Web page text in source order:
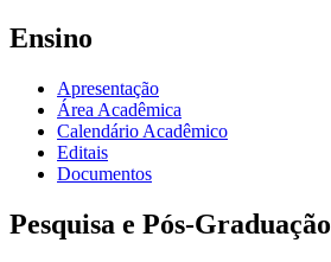
Ensino
Apresentação
Área Acadêmica
Calendário Acadêmico
Editais
Documentos
Pesquisa e Pós-Graduação